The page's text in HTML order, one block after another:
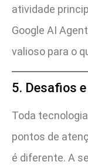
atividade
Google AI
valioso para o
5. Desafios
Toda
pontos de
é diferente. A